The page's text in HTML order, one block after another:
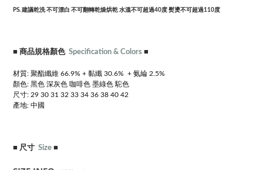
PS. 建議乾洗 不可漂白 不可翻轉乾燥烘乾 水溫不可超過40度 熨燙不可超過110度
■ 商品規格顏色 Specification & Colors ■
材質: 聚酯纖維 66.9% + 黏纖 30.6% + 氨綸 2.5%
顏色: 黑色 深灰色 咖啡色 墨綠色 駝色
尺寸: 29 30 31 32 33 34 36 38 40 42
產地: 中國
■ 尺寸 Size ■